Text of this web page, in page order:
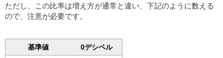
ただし、この比率は増え方が通常と違い、下記のように数える
ので、注意が必要です。
基準値 0デシベル